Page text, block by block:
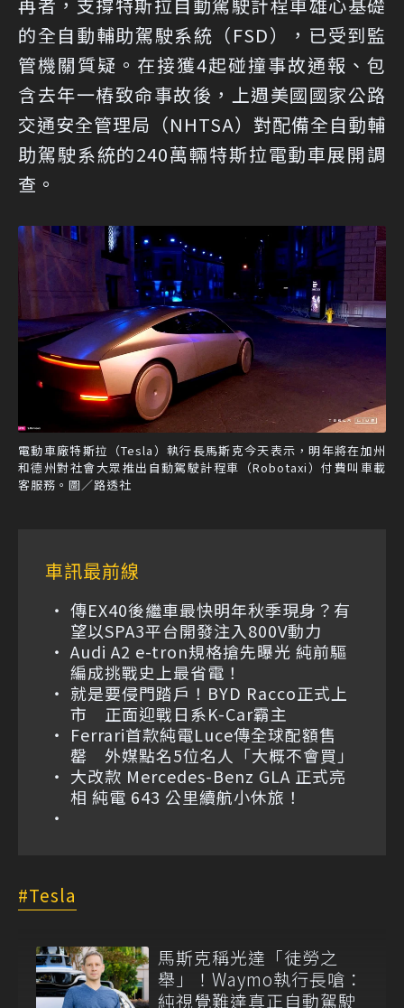
的全自動輔助駕駛系統（FSD），已受到監
管機關質疑。在接獲4起碰撞事故通報、包
含去年一樁致命事故後，上週美國國家公路
交通安全管理局（NHTSA）對配備全自動輔
助駕駛系統的240萬輛特斯拉電動車展開調
查。
電動車廠特斯拉（Tesla）執行長馬斯克今天表示，明年將在加州
和德州對社會大眾推出自動駕駛計程車（Robotaxi）付費叫車載
客服務。圖／路透社
車訊最前線
傳EX40後繼車最快明年秋季現身？有
望以SPA3平台開發注入800V動力
Audi A2 e-tron規格搶先曝光 純前驅
編成挑戰史上最省電！
就是要侵門踏戶！BYD Racco正式上
市 正面迎戰日系K-Car霸主
Ferrari首款純電Luce傳全球配額售
罄 外媒點名5位名人「大概不會買」
大改款 Mercedes-Benz GLA 正式亮
相 純電 643 公里續航小休旅！
Tesla
馬斯克稱光達「徒勞之
舉」！Waymo執行長嗆：
純視覺難達真正自動駕駛